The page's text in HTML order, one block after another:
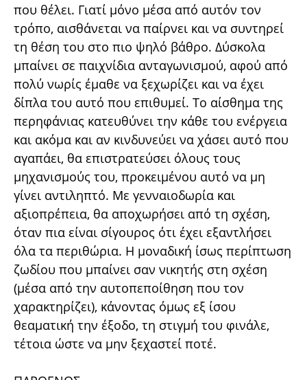
που θέλει. Γιατί μόνο μέσα από αυτόν τον
τρόπο, αισθάνεται να παίρνει και να συντηρεί
τη θέση του στο πιο ψηλό βάθρο. Δύσκολα
μπαίνει σε παιχνίδια ανταγωνισμού, αφού από
πολύ νωρίς έμαθε να ξεχωρίζει και να έχει
δίπλα του αυτό που επιθυμεί. Το αίσθημα της
περηφάνιας κατευθύνει την κάθε του ενέργεια
και ακόμα και αν κινδυνεύει να χάσει αυτό που
αγαπάει, θα επιστρατεύσει όλους τους
μηχανισμούς του, προκειμένου αυτό να μη
γίνει αντιληπτό. Με γενναιοδωρία και
αξιοπρέπεια, θα αποχωρήσει από τη σχέση,
όταν πια είναι σίγουρος ότι έχει εξαντλήσει
όλα τα περιθώρια. Η μοναδική ίσως περίπτωση
ζωδίου που μπαίνει σαν νικητής στη σχέση
(μέσα από την αυτοπεποίθηση που τον
χαρακτηρίζει), κάνοντας όμως εξ ίσου
θεαματική την έξοδο, τη στιγμή του φινάλε,
τέτοια ώστε να μην ξεχαστεί ποτέ.